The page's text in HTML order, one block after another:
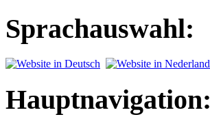
Sprachauswahl:
Hauptnavigation: